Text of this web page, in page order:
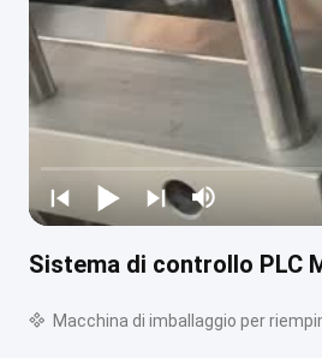
Sistema di controllo PLC
Macchina di imballaggio per